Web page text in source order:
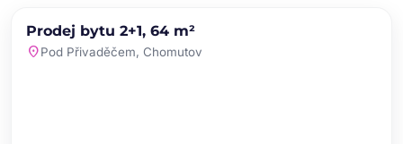
PRODEJ NOVINKA
Prodej bytu 2+1, 64 m²
location_onPod Přivaděčem, Chomutov